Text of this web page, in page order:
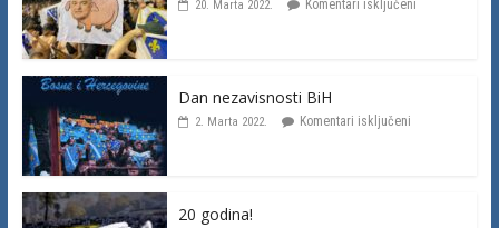
20. Marta 2022. Komentari isključeni
Dan nezavisnosti BiH
2. Marta 2022. Komentari isključeni
20 godina!